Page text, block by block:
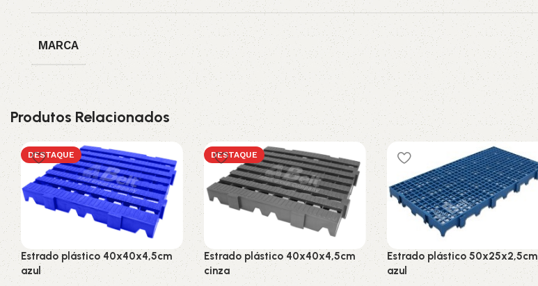
MARCA
Produtos Relacionados
DESTAQUE
Estrado plástico 40x40x4,5cm
azul
DESTAQUE
Estrado plástico 40x40x4,5cm
cinza
Estrado plástico 50x25x2,5cm
azul